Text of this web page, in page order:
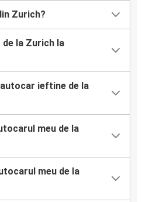
Zurich?
la Zurich la
ieftine de la
meu de la
meu de la